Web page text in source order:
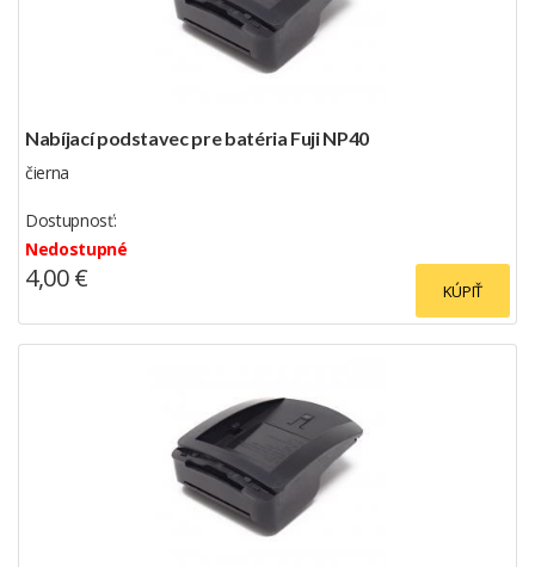
Nabíjací podstavec pre batéria Fuji NP40
čierna
Dostupnosť:
Nedostupné
KÚPIŤ
4,00 €